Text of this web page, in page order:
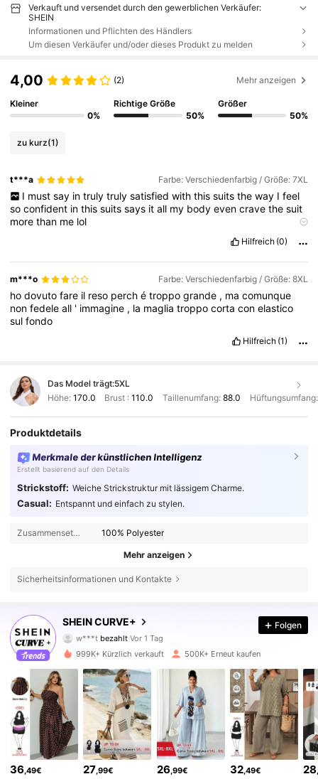
Verkauft und versendet durch den gewerblichen Verkäufer:
SHEIN
Informationen und Pflichten des Händlers
Um diesen Verkäufer und/oder dieses Produkt zu melden
4,00 (2) Mehr anzeigen
Kleiner
0%
Richtige Größe
50%
Größer
50%
zu kurz(1)
t***a Farbe: Verschiedenfarbig / Größe: 7XL
I must say in truly truly satisfied with this suits the way I feel
soconfident inthissuitssays itall my bodyevencravethesuit
morethan me lol
Smell description:You
cantellit'snew
Hilfreich (0)
m***o Farbe: Verschiedenfarbig / Größe: 8XL
hodovutofare il reso perchétroppogrande , macomunque
nonfedeleall ' immagine , la magliatroppocortaconelastico
sulfondo
Hilfreich (1)
Das Model trägt:5XL
Höhe: 170.0 Brust :110.0 Taillenumfang: 88.0
Produktdetails
Merkmale der künstlichen Intelligenz
Erstellt basierend auf den Details
Strickstoff: Weiche Strickstruktur mit lässigem Charme.
Casual: Entspannt und einfach zu stylen.
Zusammensetzung: 100% Polyester
Mehr anzeigen
Sicherheitsinformationen und Kontakte
SHEIN CURVE+
4,81
513K Follower
w***t bezahltVor 1 Tag
4,81 513K Follower
513K Follower
4,81 513K Follower
Folgen
999K+ Kürzlich verkauft 500K+ Erneut kaufen
36,49€ 27,99€ 26,99€ 32,49€ 28